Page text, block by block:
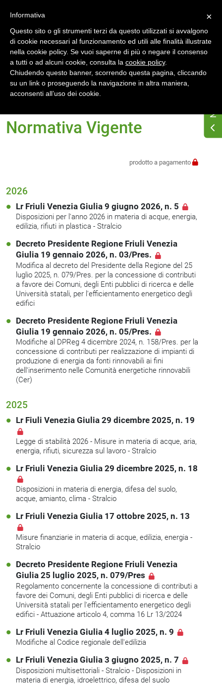
Home
Normativa energetica regionale
Friuli-Venezia Giulia
Normativa Vigente
Normativa Vigente
prodotto a pagamento
2026
Lr Friuli Venezia Giulia 9 giugno 2026, n. 5
Disposizioni per l'anno 2026 in materia di acque, energia,
edilizia, rifiuti in plastica - Stralcio
Decreto Presidente Regione Friuli Venezia
Giulia 19 gennaio 2026, n. 03/Pres.
Modifica al decreto del Presidente della Regione del 25
luglio 2025, n. 079/Pres. per la concessione di contributi
a favore dei Comuni, degli Enti pubblici di ricerca e delle
Università statali, per l'efficientamento energetico degli
edifici
Decreto Presidente Regione Friuli Venezia
Giulia 19 gennaio 2026, n. 05/Pres.
Modifiche al DPReg 4 dicembre 2024, n. 158/Pres. per la
concessione di contributi per realizzazione di impianti di
produzione di energia da fonti rinnovabili ai fini
dell'inserimento nelle Comunità energetiche rinnovabili
(Cer)
2025
Lr Fiuli Venezia Giulia 29 dicembre 2025, n. 19
Legge di stabilità 2026 - Misure in materia di acque, aria,
energia, rifiuti, sicurezza sul lavoro - Stralcio
Lr Friuli Venezia Giulia 29 dicembre 2025, n. 18
Disposizioni in materia di energia, difesa del suolo,
acque, amianto, clima - Stralcio
Lr Friuli Venezia Giulia 17 ottobre 2025, n. 13
Misure finanziarie in materia di acque, edilizia, energia -
Stralcio
Decreto Presidente Regione Friuli Venezia
Giulia 25 luglio 2025, n. 079/Pres
Regolamento concernente la concessione di contributi a
favore dei Comuni, degli Enti pubblici di ricerca e delle
Università statali per l'efficientamento energetico degli
edifici - Attuazione articolo 4, comma 16 Lr 13/2024
Lr Friuli Venezia Giulia 4 luglio 2025, n. 9
Modifiche al Codice regionale dell'edilizia
Lr Friuli Venezia Giulia 3 giugno 2025, n. 7
Disposizioni multisettoriali - Stralcio - Disposizioni in
materia di energia, idroelettrico, difesa del suolo
×
Informativa
Questo sito o gli strumenti terzi da questo utilizzati si avvalgono
di cookie necessari al funzionamento ed utili alle finalità illustrate
nella cookie policy. Se vuoi saperne di più o negare il consenso
a tutti o ad alcuni cookie, consulta la cookie policy.
Chiudendo questo banner, scorrendo questa pagina, cliccando
su un link o proseguendo la navigazione in altra maniera,
acconsenti all’uso dei cookie.